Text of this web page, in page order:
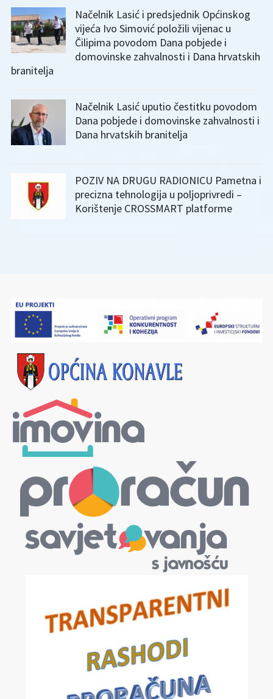
Načelnik Lasić i predsjednik Općinskog
vijeća Ivo Simović položili vijenac u
Čilipima povodom Dana pobjede i
domovinske zahvalnosti i Dana hrvatskih
branitelja
Načelnik Lasić uputio čestitku povodom
Dana pobjede i domovinske zahvalnosti i
Dana hrvatskih branitelja
POZIV NA DRUGU RADIONICU Pametna i
precizna tehnologija u poljoprivredi –
Korištenje CROSSMART platforme